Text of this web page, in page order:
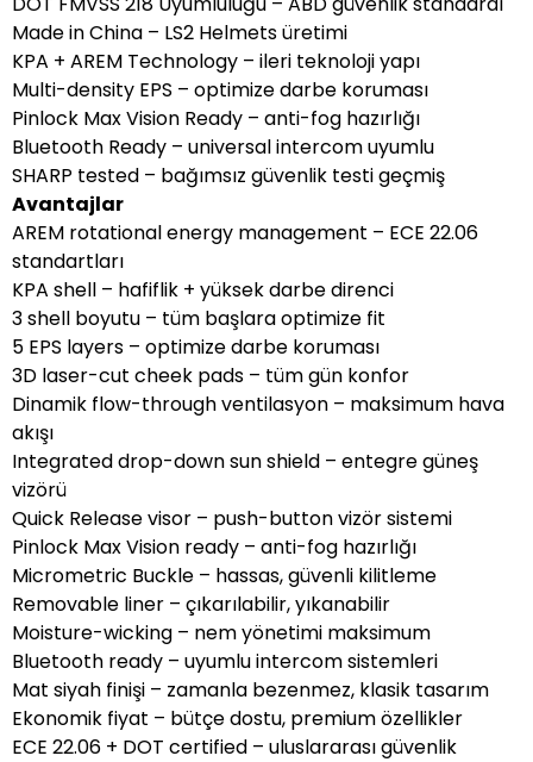
Made in China – LS2 Helmets üretimi
KPA + AREM Technology – ileri teknoloji yapı
Multi-density EPS – optimize darbe koruması
Pinlock Max Vision Ready – anti-fog hazırlığı
Bluetooth Ready – universal intercom uyumlu
SHARP tested – bağımsız güvenlik testi geçmiş
Avantajlar
AREM rotational energy management – ECE 22.06
standartları
KPA shell – hafiflik + yüksek darbe direnci
3 shell boyutu – tüm başlara optimize fit
5 EPS layers – optimize darbe koruması
3D laser-cut cheek pads – tüm gün konfor
Dinamik flow-through ventilasyon – maksimum hava
akışı
Integrated drop-down sun shield – entegre güneş
vizörü
Quick Release visor – push-button vizör sistemi
Pinlock Max Vision ready – anti-fog hazırlığı
Micrometric Buckle – hassas, güvenli kilitleme
Removable liner – çıkarılabilir, yıkanabilir
Moisture-wicking – nem yönetimi maksimum
Bluetooth ready – uyumlu intercom sistemleri
Mat siyah finişi – zamanla bezenmez, klasik tasarım
Ekonomik fiyat – bütçe dostu, premium özellikler
ECE 22.06 + DOT certified – uluslararası güvenlik